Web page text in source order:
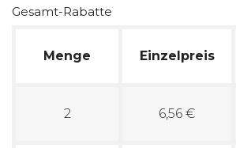
Gesamt-Rabatte
Menge Einzelpreis
2 6,56 €